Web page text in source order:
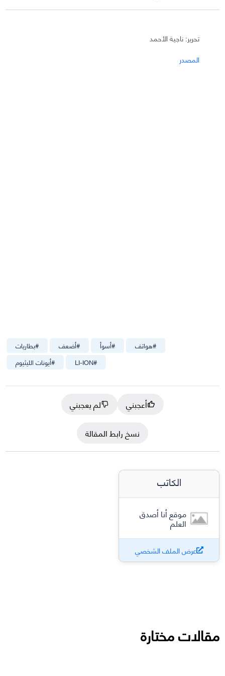
تحرير: ناجية الأحمد
المصدر
#بطاريات #أضعف #أسوأ #هواتف
#أيونات الليثيوم #
LI-ION
أعجبني
لم يعجبني
نسخ رابط المقالة
الكاتب
موقع أنا أصدق
العلم
عرض الملف الشخصي
مقالات مختارة